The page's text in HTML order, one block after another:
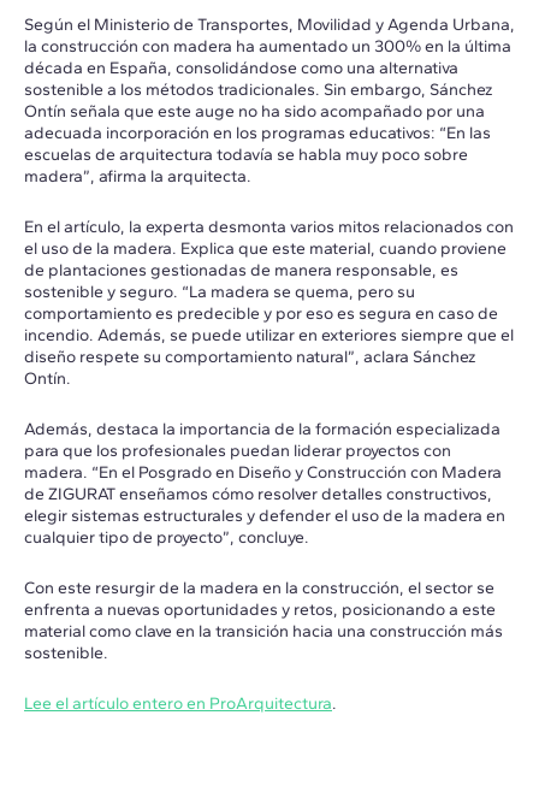
Según el Ministerio de Transportes, Movilidad y Agenda Urbana,
la construcción con madera ha aumentado un 300% en la última
década en España, consolidándose como una alternativa
sostenible a los métodos tradicionales. Sin embargo, Sánchez
Ontín señala que este auge no ha sido acompañado por una
adecuada incorporación en los programas educativos: “En las
escuelas de arquitectura todavía se habla muy poco sobre
madera”, afirma la arquitecta.
En el artículo, la experta desmonta varios mitos relacionados con
el uso de la madera. Explica que este material, cuando proviene
de plantaciones gestionadas de manera responsable, es
sostenible y seguro. “La madera se quema, pero su
comportamiento es predecible y por eso es segura en caso de
incendio. Además, se puede utilizar en exteriores siempre que el
diseño respete su comportamiento natural”, aclara Sánchez
Ontín.
Además, destaca la importancia de la formación especializada
para que los profesionales puedan liderar proyectos con
madera. “En el Posgrado en Diseño y Construcción con Madera
de ZIGURAT enseñamos cómo resolver detalles constructivos,
elegir sistemas estructurales y defender el uso de la madera en
cualquier tipo de proyecto”, concluye.
Con este resurgir de la madera en la construcción, el sector se
enfrenta a nuevas oportunidades y retos, posicionando a este
material como clave en la transición hacia una construcción más
sostenible.
Lee el artículo entero en ProArquitectura.